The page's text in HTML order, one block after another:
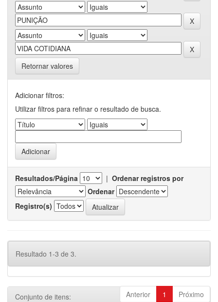
Retornar valores
Adicionar filtros:
Utilizar filtros para refinar o resultado de busca.
Resultados/Página | Ordenar registros por
Ordenar
Registro(s)
Resultado 1-3 de 3.
Anterior 1 Próximo
Conjunto de itens: